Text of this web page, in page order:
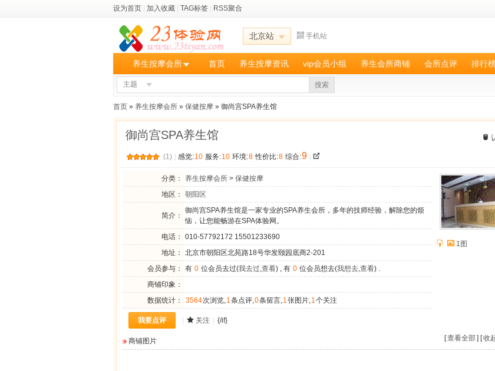
设为首页 加入收藏 TAG标签 RSS聚合
北京站 手机站
养生按摩会所 首页 养生按摩资讯 vip会员小组 养生会所商铺 会所点评 排行
主题 搜索
首页 » 养生按摩会所 » 保健按摩 » 御尚宫SPA养生馆
御尚宫SPA养生馆
(1) 感觉:10 服务:10 环境:8 性价比:8 综合:9
分类： 养生按摩会所 > 保健按摩
地区：
朝阳区
简介：
御尚宫SPA养生馆是一家专业的SPA养生会所，多年的技师经验，解除您的烦
恼，让您能畅游在SPA体验网。
电话：
010-57792172 15501233690
地址：
北京市朝阳区北苑路18号华发颐园底商2-201
会员参与：
有 0 位会员去过(我去过,查看) , 有 0 位会员想去(我想去,查看) .
商铺印象：
数据统计：
3564次浏览,1条点评,0条留言,1张图片,1个关注
我要点评 关注 {/if}
1图
[查看全部] [收
商铺图片